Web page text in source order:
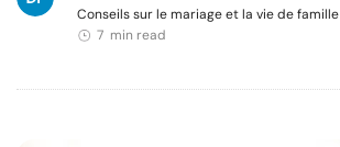
Conseils sur le mariage et la vie de famille
7 min read